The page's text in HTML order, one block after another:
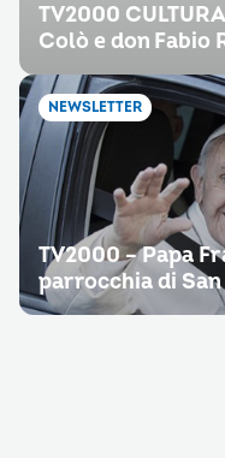
TV2000
Colò e don Fabio
NEWSLETTER
TV2000 – Papa
parrocchia di San